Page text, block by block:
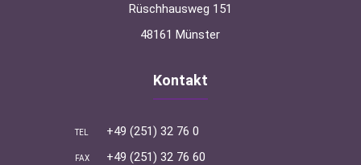
Rüschhausweg 151
48161 Münster
Kontakt
TEL +49 (251) 32 76 0
FAX +49 (251) 32 76 60